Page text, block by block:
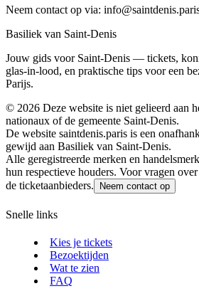
Neem contact op via:
Basiliek van Saint‑Denis
Jouw gids voor Saint‑Denis — tickets,
glas‑in‑lood, en praktische tips voor een
Parijs.
© 2026 Deze website is niet gelieerd aan
nationaux of de gemeente Saint‑Denis.
De website saintdenis.paris is een
gewijd aan Basiliek van Saint‑Denis.
Alle geregistreerde merken en
hun respectieve houders. Voor vragen
de ticketaanbieders.
Neem contact op
Snelle links
Kies je tickets
Bezoektijden
Wat te zien
FAQ